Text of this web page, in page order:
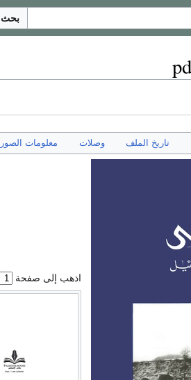
بحث
تاريخ الملف وصلات معلومات
اذهب إلى صفحة